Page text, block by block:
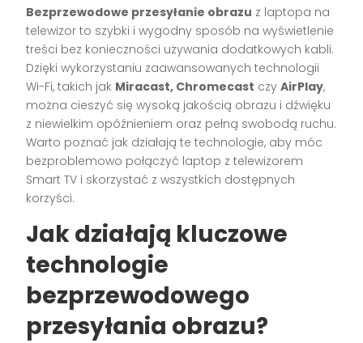
Bezprzewodowe przesyłanie obrazu z laptopa na
telewizor to szybki i wygodny sposób na wyświetlenie
treści bez konieczności używania dodatkowych kabli.
Dzięki wykorzystaniu zaawansowanych technologii
Wi-Fi, takich jak Miracast, Chromecast czyAirPlay,
można cieszyć się wysoką jakością obrazu i dźwięku
z niewielkim opóźnieniem oraz pełną swobodą ruchu.
Warto poznać jak działają te technologie, aby móc
bezproblemowo połączyć laptop z telewizorem
Smart TV i skorzystać z wszystkich dostępnych
korzyści.
Jak działają kluczowe
technologie
bezprzewodowego
przesyłania obrazu?